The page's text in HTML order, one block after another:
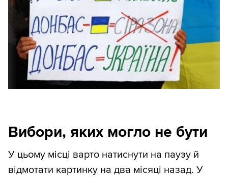
Вибори, яких могло не бути
У цьому місці варто натиснути на паузу й
відмотати картинку на два місяці назад. У